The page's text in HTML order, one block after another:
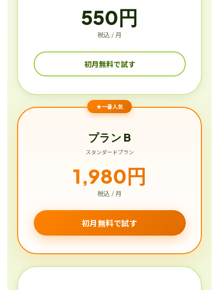
550円
税込 / 月
初月無料で試す
★一番人気
プラン B
スタンダードプラン
1,980円
税込 / 月
初月無料で試す